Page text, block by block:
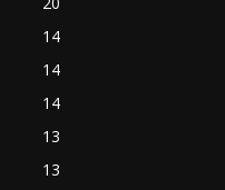
14
14
14
13
13